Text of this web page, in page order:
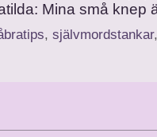
Mina små knep
, självmordstankar